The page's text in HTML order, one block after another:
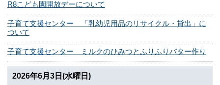
R8こども園開放デーについて
子育て支援センター 「乳幼児用品のリサイクル・貸出」に
ついて
子育て支援センター ミルクのひみつとふりふりバター作り
2026年6月3日(水曜日)